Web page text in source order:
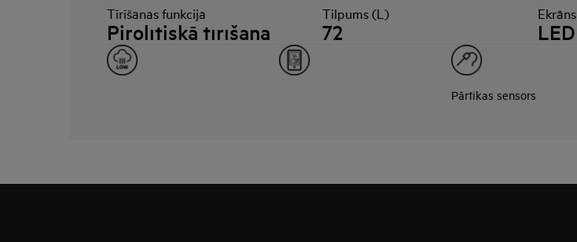
Tīrīšanas funkcija
Pirolītiskā tīrīšana
Tilpums (L)
72
Ekrāns
LED
Pārtikas sensors